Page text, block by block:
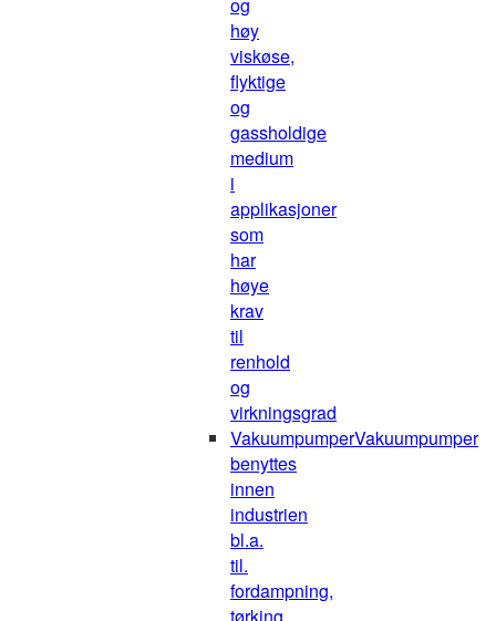
høy
viskøse,
flyktige
og
gassholdige
medium
i
applikasjoner
som
har
høye
krav
til
renhold
og
virkningsgrad
VakuumpumperVakuumpumper
benyttes
innen
industrien
bl.a.
til.
fordampning,